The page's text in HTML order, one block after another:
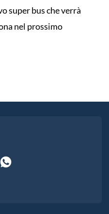
super bus che verrà
nel prossimo